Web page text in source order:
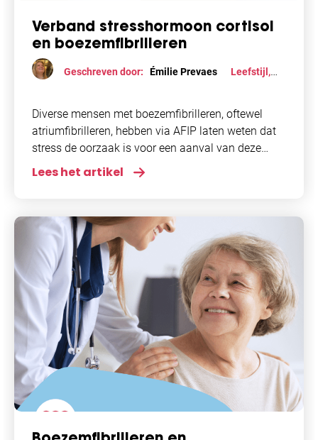
Verband stresshormoon cortisol
en boezemfibrilleren
Geschreven door: Émilie Prevaes Leefstijl,
Diverse mensen met boezemfibrilleren, oftewel
atriumfibrilleren, hebben via AFIP laten weten dat
stress de oorzaak is voor een aanval van deze
hartritmestoornis. Stress is een breed begrip en om
Lees het artikel